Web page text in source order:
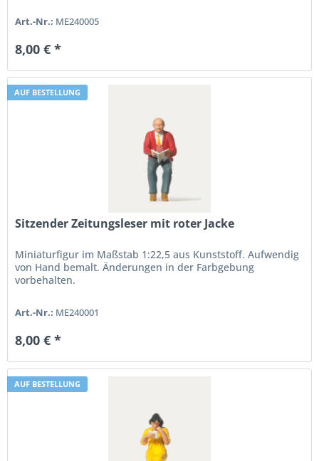
Art.-Nr.: ME240005
8,00 € *
AUF BESTELLUNG
Sitzender Zeitungsleser mit roter Jacke
Miniaturfigur im Maßstab 1:22,5 aus Kunststoff. Aufwendig
von Hand bemalt. Änderungen in der Farbgebung
vorbehalten.
Art.-Nr.: ME240001
8,00 € *
AUF BESTELLUNG